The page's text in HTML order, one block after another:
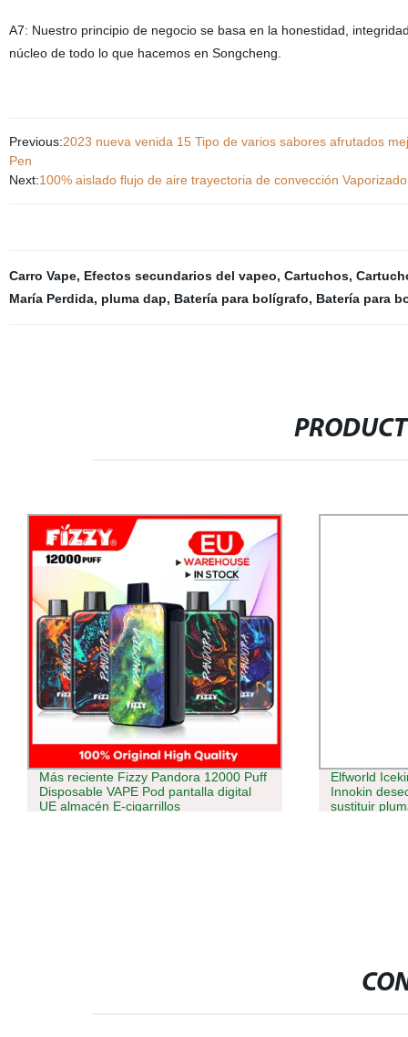
A7: Nuestro principio de negocio se basa en la honestidad,
núcleo de todo lo que hacemos en Songcheng.
Previous:2023 nueva venida 15 Tipo de varios sabores afrutados
Pen
Next:100% aislado flujo de aire trayectoria de convección
Carro Vape, Efectos secundarios del vapeo, Cartuchos,
María Perdida, pluma dap, Batería para bolígrafo, Batería para
Más reciente Fizzy Pandora 12000 Puff
Disposable VAPE Pod pantalla digital
UE almacén E-cigarrillos
Elfworld
Innokin
sustituir